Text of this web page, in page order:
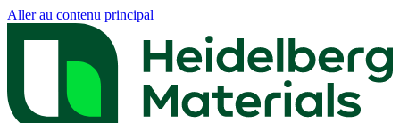
Aller au contenu principal